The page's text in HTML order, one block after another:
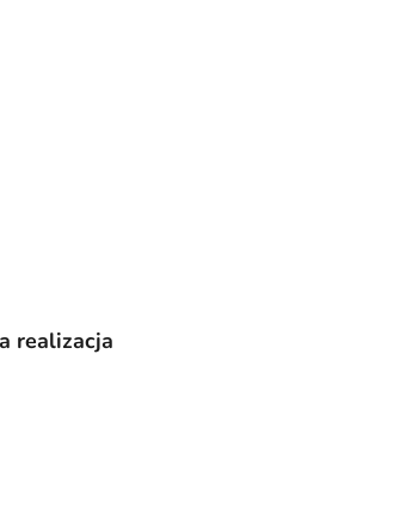
realizacja